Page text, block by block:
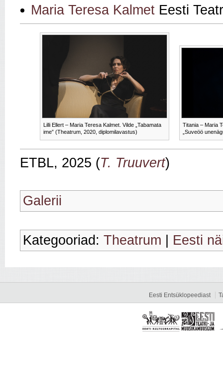
Maria Teresa Kalmet Eesti
Lilli Ellert – Maria Teresa Kalmet. Vilde „Tabamata
ime” (Theatrum, 2020, diplomilavastus)
Titania – Maria
„Suveöö
ETBL, 2025 (T. Truuvert)
Galerii
Kategooriad: Theatrum Eesti
Eesti Entsüklopeediast